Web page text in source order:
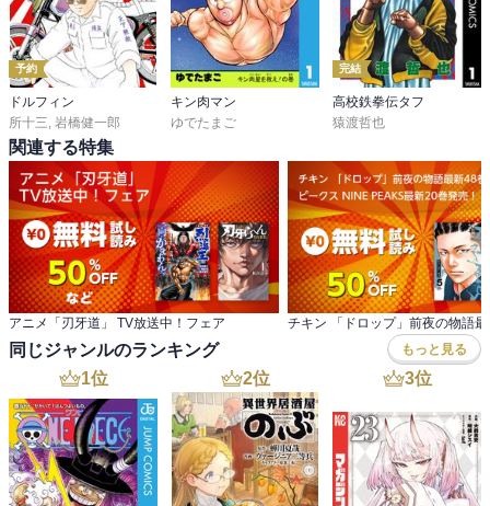
予約
ドルフィン
所十三, 岩橋健一郎
キン肉マン
ゆでたまご
完結
高校鉄拳伝タフ
猿渡哲也
関連する特集
アニメ「刃牙道」 TV放送中！フェア
同じジャンルのランキング もっと見る
1位 2位 3位